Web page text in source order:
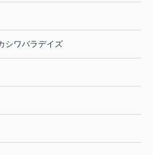
シワバラデイズ